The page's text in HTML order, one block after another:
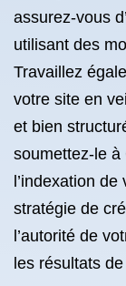
assurez-vous
utilisant des
Travaillez
votre site en
et bien
soumettez-le à
l’indexation
stratégie de
l’autorité de
les résultats